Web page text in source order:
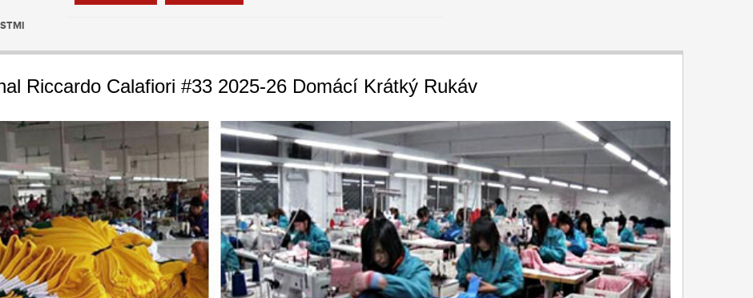
Riccardo Calafiori #33 2025-26 Domácí Krátký Rukáv